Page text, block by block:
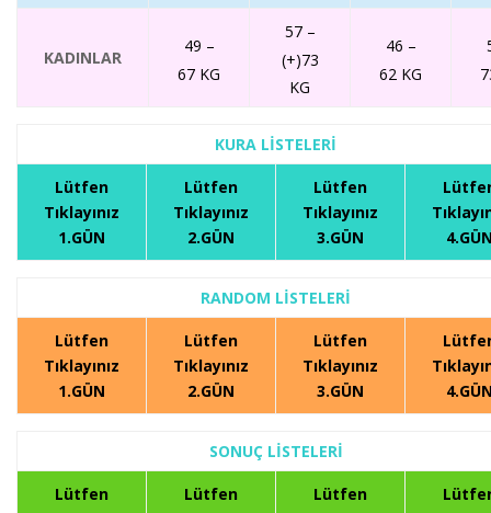
KADINLAR
49 –
67 KG
57 –
(+)73
KG
46 –
62 KG
KURA LİSTELERİ
Lütfen
Tıklayınız
1.GÜN
Lütfen
Tıklayınız
2.GÜN
Lütfen
Tıklayınız
3.GÜN
RANDOM LİSTELERİ
Lütfen
Tıklayınız
1.GÜN
Lütfen
Tıklayınız
2.GÜN
Lütfen
Tıklayınız
3.GÜN
SONUÇ LİSTELERİ
Lütfen
Lütfen
Lütfen